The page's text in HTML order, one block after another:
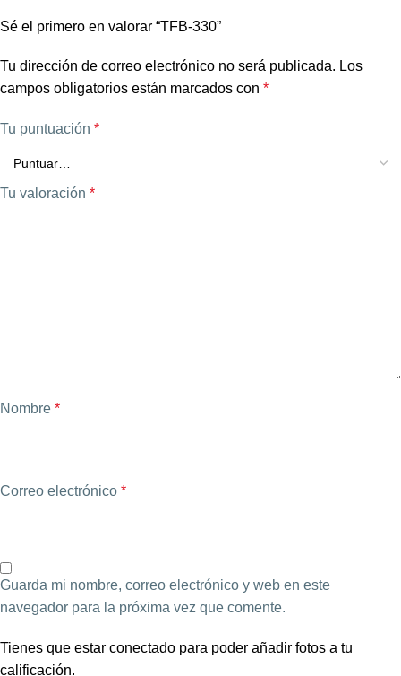
Sé el primero en valorar “TFB-330”
Tu dirección de correo electrónico no será publicada. Los
campos obligatorios están marcados con *
Tu puntuación *
Tu valoración *
Nombre *
Correo electrónico *
Guarda mi nombre, correo electrónico y web en este
navegador para la próxima vez que comente.
Tienes que estar conectado para poder añadir fotos a tu
calificación.